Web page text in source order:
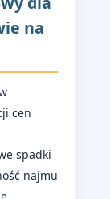
na
cen
spadki
najmu